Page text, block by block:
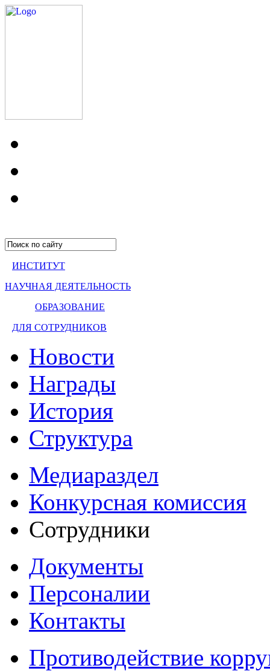
ИНСТИТУТ
НАУЧНАЯ ДЕЯТЕЛЬНОСТЬ
ОБРАЗОВАНИЕ
ДЛЯ СОТРУДНИКОВ
Новости
Награды
История
Структура
Медиараздел
Конкурсная комиссия
Сотрудники
Документы
Персоналии
Контакты
Противодействие